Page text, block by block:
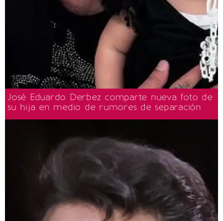
José Eduardo Derbez comparte nueva foto de
su hija en medio de rumores de separación